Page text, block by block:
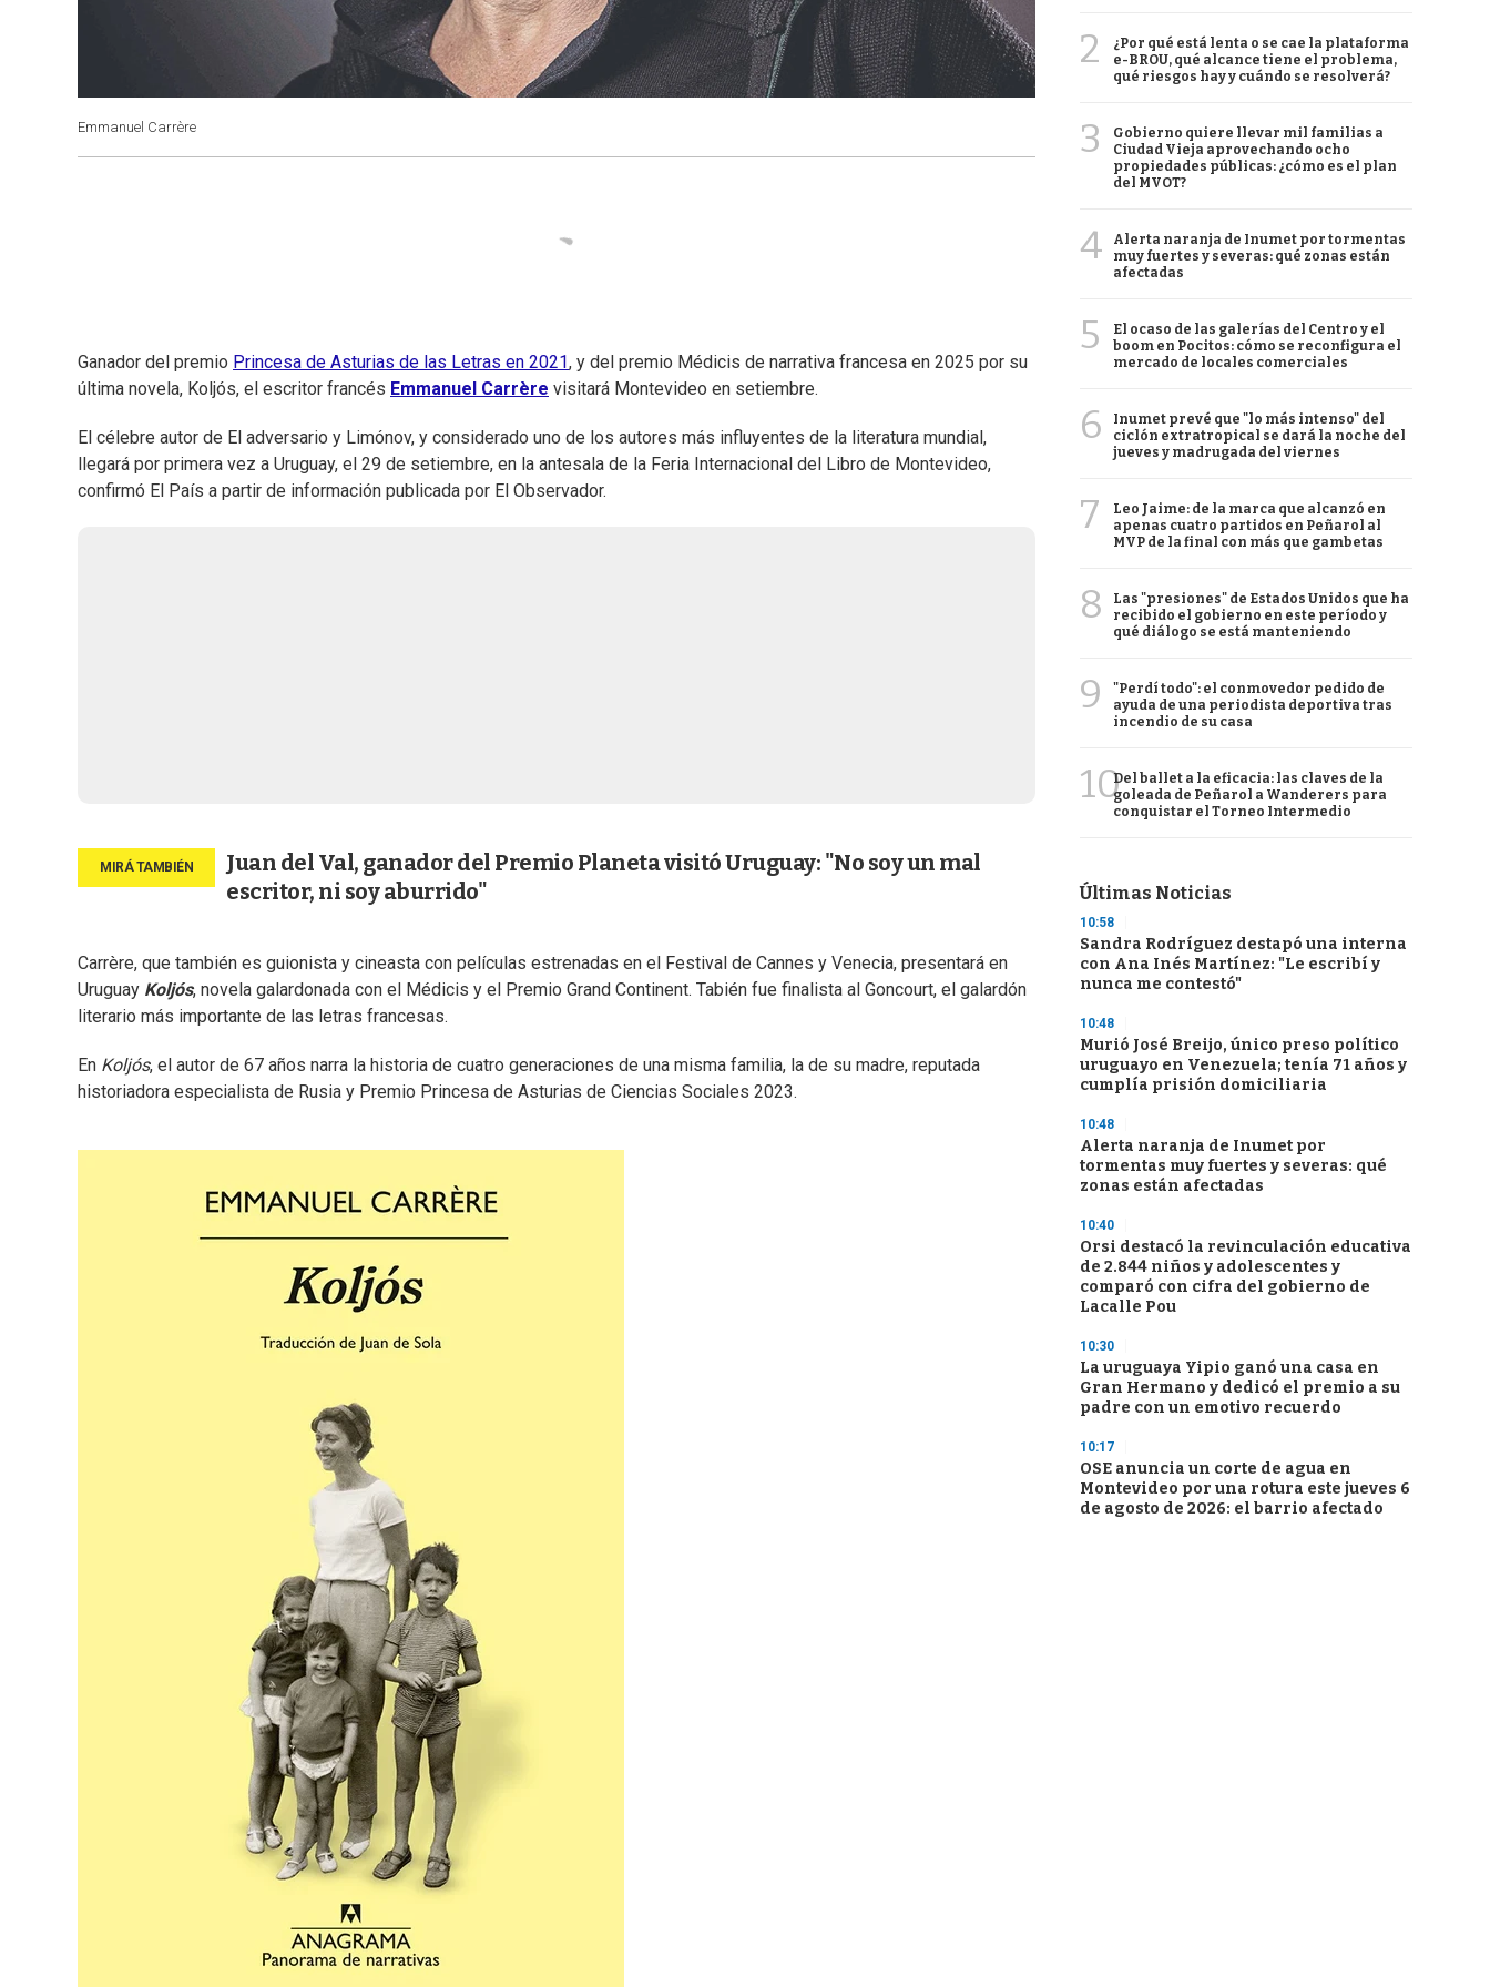
Emmanuel Carrère
Ganador del premio Princesa de Asturias de las Letras en 2021, y del premio Médicis de narrativa francesa en 2025 por su
última novela, Koljós, el escritor francés Emmanuel Carrère visitará Montevideo en setiembre.
El célebre autor de El adversario y Limónov, y considerado uno de los autores más influyentes de la literatura mundial,
llegará por primera vez a Uruguay, el 29 de setiembre, en la antesala de la Feria Internacional del Libro de Montevideo,
confirmó El País a partir de información publicada por El Observador.
Juan del Val, ganador del Premio Planeta visitó Uruguay: "No soy un mal
escritor, ni soy aburrido"
Carrère, que también es guionista y cineasta con películas estrenadas en el Festival de Cannes y Venecia, presentará en
Uruguay Koljós, novela galardonada con el Médicis y el Premio Grand Continent. Tabién fue finalista al Goncourt, el galardón
literario más importante de las letras francesas.
En Koljós, el autor de 67 años narra la historia de cuatro generaciones de una misma familia, la de su madre, reputada
historiadora especialista de Rusia y Premio Princesa de Asturias de Ciencias Sociales 2023.
2
¿Por qué está lenta o se cae la plataforma
e-BROU, qué alcance tiene el problema,
qué riesgos hay y cuándo se resolverá?
3
Gobierno quiere llevar mil familias a
Ciudad Vieja aprovechando ocho
propiedades públicas: ¿cómo es el plan
del MVOT?
4
Alerta naranja de Inumet por tormentas
muy fuertes y severas: qué zonas están
afectadas
5
El ocaso de las galerías del Centro y el
boom en Pocitos: cómo se reconfigura el
mercado de locales comerciales
6
Inumet prevé que "lo más intenso" del
ciclón extratropical se dará la noche del
jueves y madrugada del viernes
7
Leo Jaime: de la marca que alcanzó en
apenas cuatro partidos en Peñarol al
MVP de la final con más que gambetas
8
Las "presiones" de Estados Unidos que ha
recibido el gobierno en este período y
qué diálogo se está manteniendo
9
"Perdí todo": el conmovedor pedido de
ayuda de una periodista deportiva tras
incendio de su casa
10Del ballet a la eficacia: las claves de la
goleada de Peñarol a Wanderers para
conquistar el Torneo Intermedio
Últimas Noticias
10:58
Sandra Rodríguez destapó una interna
con Ana Inés Martínez: "Le escribí y
nunca me contestó"
10:48
Murió José Breijo, único preso político
uruguayo en Venezuela; tenía 71 años y
cumplía prisión domiciliaria
10:48
Alerta naranja de Inumet por
tormentas muy fuertes y severas: qué
zonas están afectadas
10:40
Orsi destacó la revinculación educativa
de 2.844 niños y adolescentes y
comparó con cifra del gobierno de
Lacalle Pou
10:30
La uruguaya Yipio ganó una casa en
Gran Hermano y dedicó el premio a su
padre con un emotivo recuerdo
10:17
OSE anuncia un corte de agua en
Montevideo por una rotura este jueves 6
de agosto de 2026: el barrio afectado